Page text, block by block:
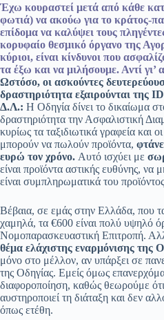
Έχω κουραστεί μετά από κάθε
φωτιά) να ακούω για το κράτος-
επίδομα να καλύψει τους
κορυφαίο θεσμικό όργανο της
κύριοι, είναι κίνδυνοι που
τα έξω και να μιλήσουμε. Αντί γι’
Ωστόσο, οι ασκούντες
δραστηριότητα εξαιρούνται της
Δ.Λ.: Η Οδηγία δίνει το δικαίωμα
δραστηριότητα την Ασφαλιστική
κυρίως τα ταξιδιωτικά γραφεία και
μπορούν να πωλούν προϊόντα,
ευρώ τον χρόνο. Αυτό ισχύει με
είναι προϊόντα αστικής ευθύνης, να
είναι συμπληρωματικά του
Βέβαια, σε εμάς στην Ελλάδα, που
χαμηλά, τα €600 είναι πολύ υψηλό
Νομοπαρασκευαστική Επιτροπή.
θέμα ελάχιστης εναρμόνισης της
μόνο στο μέλλον, αν υπάρξει σε
της Οδηγίας. Εμείς όμως
διαφοροποίηση, καθώς θεωρούμε
αυστηροποιεί τη διάταξη και δεν
όπως ετέθη.